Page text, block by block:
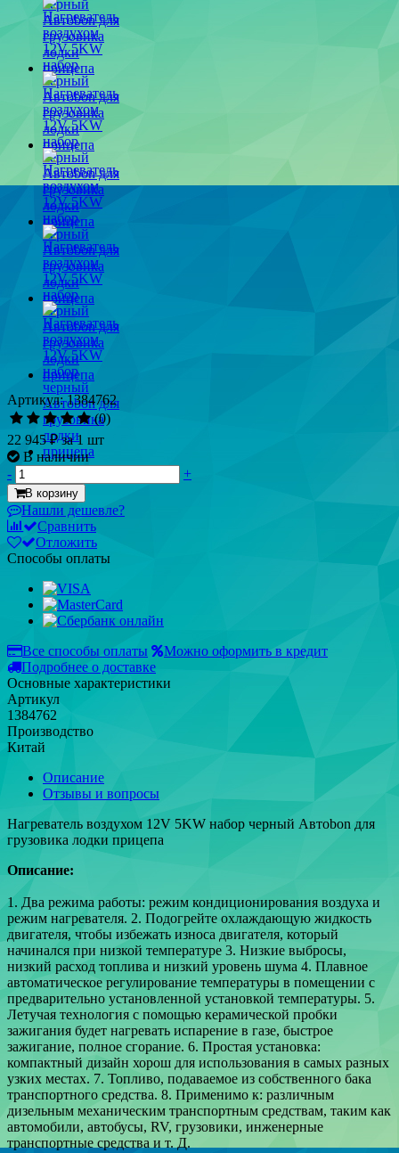
Артикул: 1384762
(0)
22 945 ₽за 1 шт
В наличии
-
+
В корзину
Нашли дешевле?
Сравнить
Отложить
Способы оплаты
Все способы оплаты
Можно оформить в кредит
Подробнее о доставке
Основные характеристики
Артикул
1384762
Производство
Китай
Описание
Отзывы и вопросы
Нагреватель воздухом 12V 5KW набор черный Автоbon для
грузовика лодки прицепа
Описание:
1. Два режима работы: режим кондиционирования воздуха и
режим нагревателя. 2. Подогрейте охлаждающую жидкость
двигателя, чтобы избежать износа двигателя, который
начинался при низкой температуре 3. Низкие выбросы,
низкий расход топлива и низкий уровень шума 4. Плавное
автоматическое регулирование температуры в помещении с
предварительно установленной установкой температуры. 5.
Летучая технология с помощью керамической пробки
зажигания будет нагревать испарение в газе, быстрое
зажигание, полное сгорание. 6. Простая установка:
компактный дизайн хорош для использования в самых разных
узких местах. 7. Топливо, подаваемое из собственного бака
транспортного средства. 8. Применимо к: различным
дизельным механическим транспортным средствам, таким как
автомобили, автобусы, RV, грузовики, инженерные
транспортные средства и т. Д.